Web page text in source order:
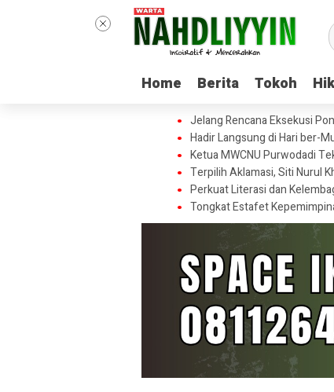
Home Berita Tokoh
Home Berita Tokoh
Jelang Rencana Eksekusi
Hadir Langsung di Hari ber-
Ketua MWCNU Purwodadi
Terpilih Aklamasi, Siti Nurul
Perkuat Literasi dan
Tongkat Estafet